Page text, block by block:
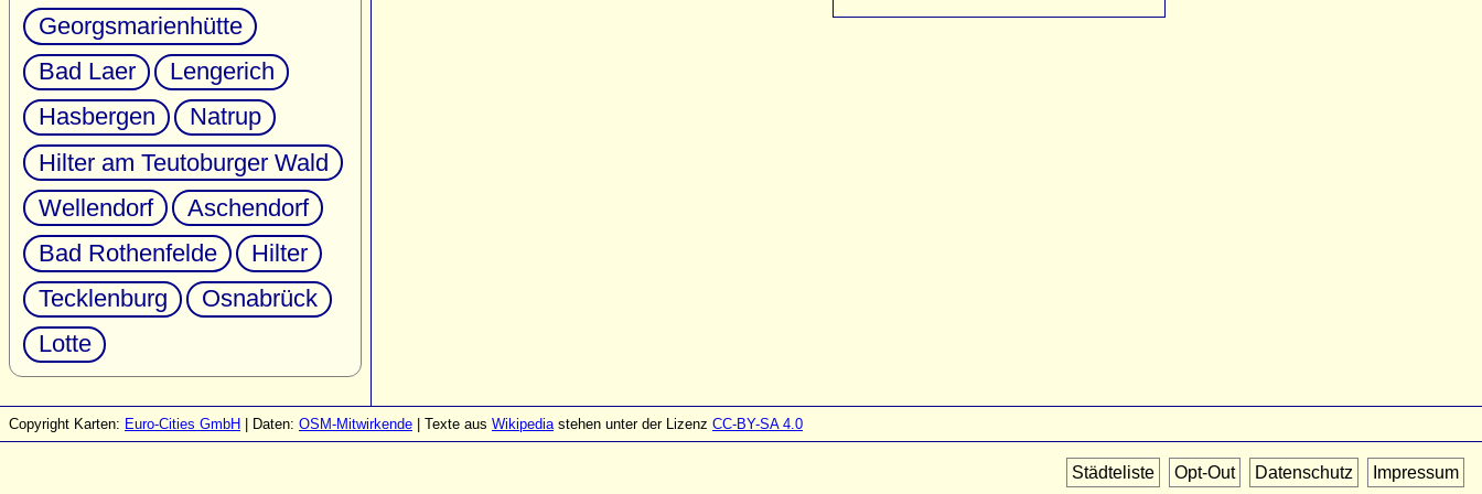
Georgsmarienhütte
Bad Laer
Lengerich
Hasbergen
Natrup
Hilter am Teutoburger Wald
Wellendorf
Aschendorf
Bad Rothenfelde
Hilter
Tecklenburg
Osnabrück
Lotte
Copyright Karten: Euro-Cities GmbH | Daten: OSM-Mitwirkende | Texte aus Wikipediastehen unter der Lizenz CC-BY-SA 4.0
Städteliste Opt-Out Datenschutz Impressum